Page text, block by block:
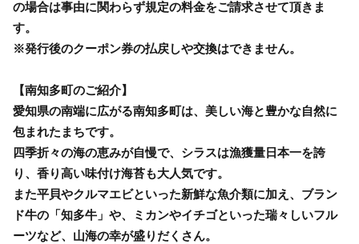
の場合は事由に関わらず規定の料金をご請求させて頂きま
す。
※発行後のクーポン券の払戻しや交換はできません。
【南知多町のご紹介】
愛知県の南端に広がる南知多町は、美しい海と豊かな自然に
包まれたまちです。
四季折々の海の恵みが自慢で、シラスは漁獲量日本一を誇
り、香り高い味付け海苔も大人気です。
また平貝やクルマエビといった新鮮な魚介類に加え、ブラン
ド牛の「知多牛」や、ミカンやイチゴといった瑞々しいフル
ーツなど、山海の幸が盛りだくさん。